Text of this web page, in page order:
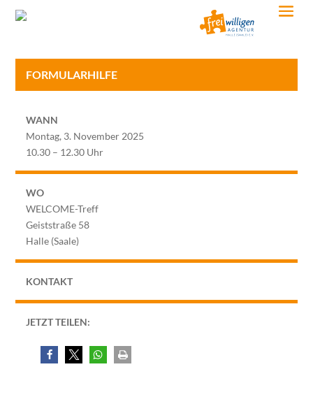
FORMULARHILFE
WANN
Montag, 3. November 2025
10.30 – 12.30 Uhr
WO
WELCOME-Treff
Geiststraße 58
Halle (Saale)
KONTAKT
JETZT TEILEN: